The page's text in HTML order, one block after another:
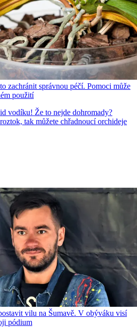
zachránit správnou péčí. Pomoci může
použití
vodíku! Že to nejde dohromady?
tak můžete chřadnoucí orchideje
vilu na Šumavě. V obýváku visí
pódium